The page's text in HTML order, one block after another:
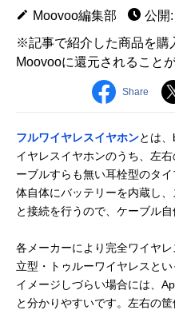
Moovoo編集部
公開
※記事で紹介した商品を購
Moovooに還元されること
Share
フルワイヤレスイヤホンとは
イヤレスイヤホンのうち、左
ーブルすらも無い耳栓型のタ
体自体にバッテリーを内蔵し
と接続を行うので、ケーブル
各メーカーにより完全ワイヤ
立型・トゥルーワイヤレスと
イメージしづらい場合には、
と分かりやすいです。左右の